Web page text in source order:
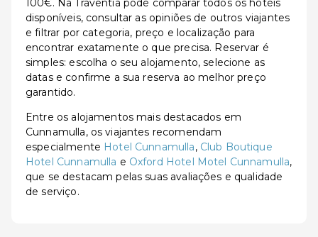
100€. Na Traventia pode comparar todos os hotéis
disponíveis, consultar as opiniões de outros viajantes
e filtrar por categoria, preço e localização para
encontrar exatamente o que precisa. Reservar é
simples: escolha o seu alojamento, selecione as
datas e confirme a sua reserva ao melhor preço
garantido.
Entre os alojamentos mais destacados em
Cunnamulla, os viajantes recomendam
especialmente Hotel Cunnamulla, Club Boutique
Hotel Cunnamulla e Oxford Hotel Motel Cunnamulla,
que se destacam pelas suas avaliações e qualidade
de serviço.